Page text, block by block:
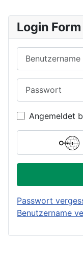
Login Form
Angemeldet
Passwort
Benutzername